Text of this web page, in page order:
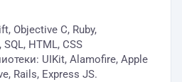
Objective C, Ruby,
HTML, CSS
UIKit, Alamofire, Apple
Rails, Express JS.